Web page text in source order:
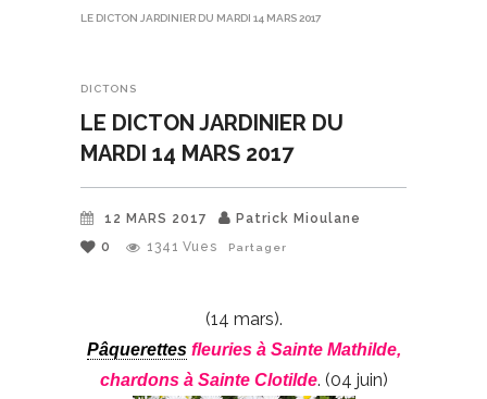
LE DICTON JARDINIER DU MARDI 14 MARS 2017
DICTONS
LE DICTON JARDINIER DU
MARDI 14 MARS 2017
12 MARS 2017
Patrick Mioulane
0
1341 Vues Partager
(14 mars).
Pâquerettesfleuries à Sainte Mathilde,
chardons à Sainte Clotilde. (04 juin)